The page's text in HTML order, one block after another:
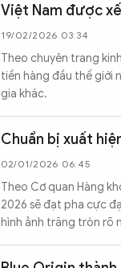
Việt Nam được
19/02/2026 03:34
Theo chuyên trang
tiền hàng đầu thế giới
gia khác.
Chuẩn bị xuất
02/01/2026 06:45
Theo Cơ quan Hàng
2026 sẽ đạt pha cực
hình ảnh trăng tròn rõ